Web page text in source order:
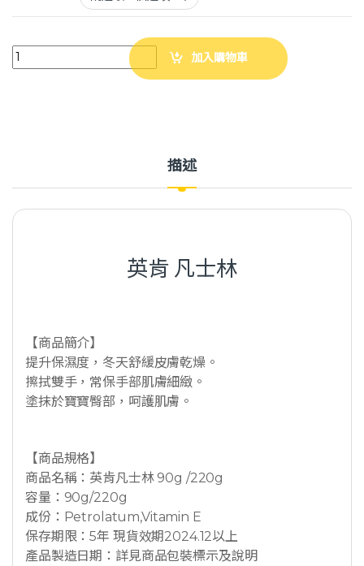
英肯 凡士林 220g 90g 添加維他命 嬰兒適用 乾燥肌膚 保濕 護唇膏
加入購物車
描述
英肯 凡士林
【商品簡介】
提升保濕度，冬天舒緩皮膚乾燥。
擦拭雙手，常保手部肌膚細緻。
塗抹於寶寶臀部，呵護肌膚。
【商品規格】
商品名稱：英肯凡士林 90g /220g
容量：90g/220g
成份：Petrolatum,Vitamin E
保存期限：5年 現貨效期2024.12以上
產品製造日期：詳見商品包裝標示及說明